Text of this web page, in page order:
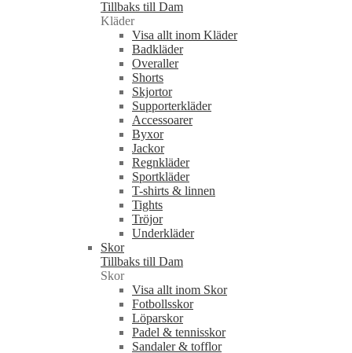
Tillbaks till Dam
Kläder
Visa allt inom Kläder
Badkläder
Overaller
Shorts
Skjortor
Supporterkläder
Accessoarer
Byxor
Jackor
Regnkläder
Sportkläder
T-shirts & linnen
Tights
Tröjor
Underkläder
Skor
Tillbaks till Dam
Skor
Visa allt inom Skor
Fotbollsskor
Löparskor
Padel & tennisskor
Sandaler & tofflor